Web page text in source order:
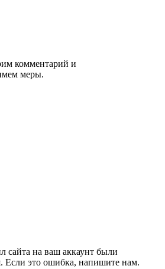
комментарий и
меры.
сайта на ваш аккаунт были
Если это ошибка, напишите нам.